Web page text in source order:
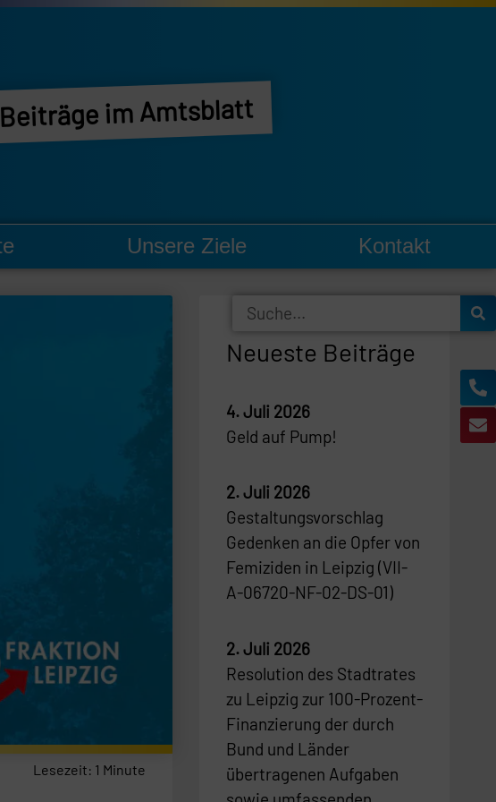
Beiträge im Amtsblatt
Unsere Ziele Kontakt
Suche
alt
Lesezeit: 1 Minute
Neueste Beiträge
Geld auf Pump!
4. Juli 2026
Gestaltungsvorschlag
Gedenken an die Opfer von
Femiziden in Leipzig (VII-
A-06720-NF-02-DS-01)
2. Juli 2026
Resolution des Stadtrates
zu Leipzig zur 100-Prozent-
Finanzierung der durch
Bund und Länder
übertragenen Aufgaben
2. Juli 2026